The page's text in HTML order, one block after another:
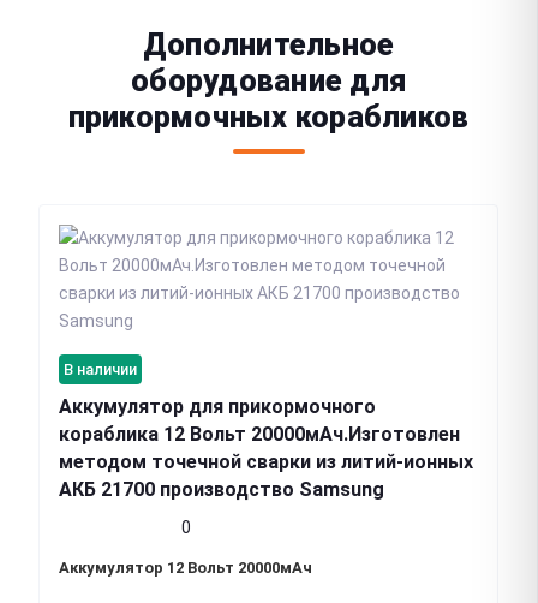
Дополнительное
оборудование для
прикормочных корабликов
В наличии
Аккумулятор для прикормочного
кораблика 12 Вольт 20000мАч.Изготовлен
методом точечной сварки из литий-ионных
АКБ 21700 производство Samsung
0
Аккумулятор 12 Вольт 20000мАч